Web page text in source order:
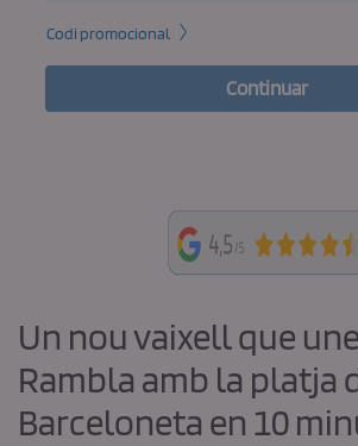
Codi promocional
Continuar
Un nou vaixell que
Rambla amb la platja
Barceloneta en 10